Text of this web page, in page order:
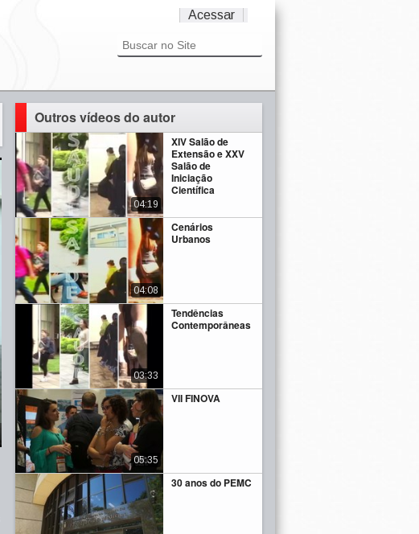
Acessar
Outros vídeos do autor
XIV Salão de
Extensão e XXV
Salão de
Iniciação
Científica
04:19
Cenários
Urbanos
04:08
Tendências
Contemporâneas
03:33
VII FINOVA
05:35
30 anos do PEMC